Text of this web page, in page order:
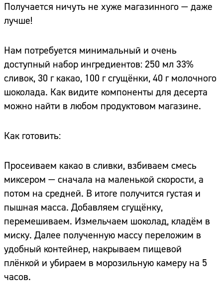
Получается ничуть не хуже магазинного — даже
лучше!
Нам потребуется минимальный и очень
доступный набор ингредиентов: 250 мл 33%
сливок, 30 г какао, 100 г сгущёнки, 40 г молочного
шоколада. Как видите компоненты для десерта
можно найти в любом продуктовом магазине.
Как готовить:
Просеиваем какао в сливки, взбиваем смесь
миксером — сначала на маленькой скорости, а
потом на средней. В итоге получится густая и
пышная масса. Добавляем сгущёнку,
перемешиваем. Измельчаем шоколад, кладём в
миску. Далее полученную массу переложим в
удобный контейнер, накрываем пищевой
плёнкой и убираем в морозильную камеру на 5
часов.